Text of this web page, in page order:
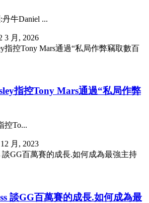
牛Daniel ...
3 月, 2026
指控Tony Mars通過“私局作弊
控To...
月, 2023
談GG百萬賽的成長.如何成為最